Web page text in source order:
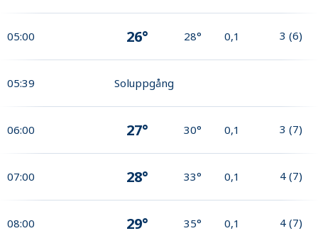
05:00 26° 28° 0,1 3 (6)
05:39 Soluppgång
06:00 27° 30° 0,1 3 (7)
07:00 28° 33° 0,1 4 (7)
08:00 29° 35° 0,1 4 (7)